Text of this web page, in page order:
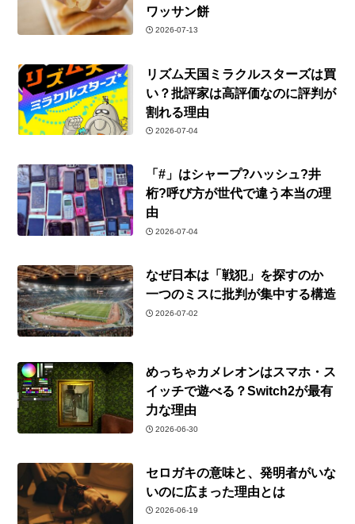
ワッサン餅
2026-07-13
リズム天国ミラクルスターズは買
い？批評家は高評価なのに評判が
割れる理由
2026-07-04
「#」はシャープ?ハッシュ?井
桁?呼び方が世代で違う本当の理
由
2026-07-04
なぜ日本は「戦犯」を探すのか
一つのミスに批判が集中する構造
2026-07-02
めっちゃカメレオンはスマホ・ス
イッチで遊べる？Switch2が最有
力な理由
2026-06-30
セロガキの意味と、発明者がいな
いのに広まった理由とは
2026-06-19